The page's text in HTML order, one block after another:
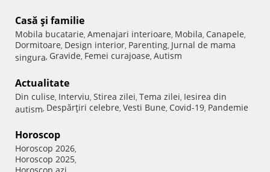
Casă şi familie
Mobila bucatarie, Amenajari interioare, Mobila, Canapele,
Dormitoare, Design interior, Parenting, Jurnal de mama
singura, Gravide, Femei curajoase, Autism
Actualitate
Din culise, Interviu, Stirea zilei, Tema zilei, Iesirea din
autism, Despărţiri celebre, Vesti Bune, Covid-19, Pandemie
Horoscop
Horoscop 2026,
Horoscop 2025,